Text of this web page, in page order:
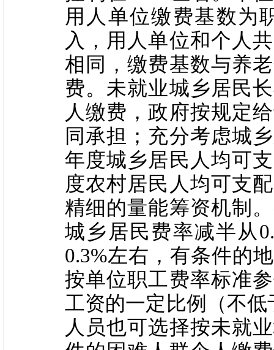
用人单位缴费基数为
入，用人单位和个人
相同，缴费基数与养
费。未就业城乡居民
人缴费，政府按规定
同承担；充分考虑城
年度城乡居民人均可
度农村居民人均可支
精细的量能筹资机制
城乡居民费率减半从
0.3%左右，有条件的
按单位职工费率标准
工资的一定比例（不
人员也可选择按未就